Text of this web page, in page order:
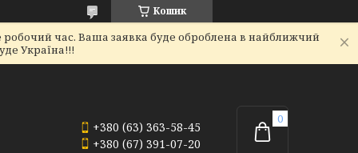
Кошик
робочий час. Ваша заявка буде оброблена в найближчий
Україна!!!
+380 (63) 363-58-45
+380 (67) 391-07-20